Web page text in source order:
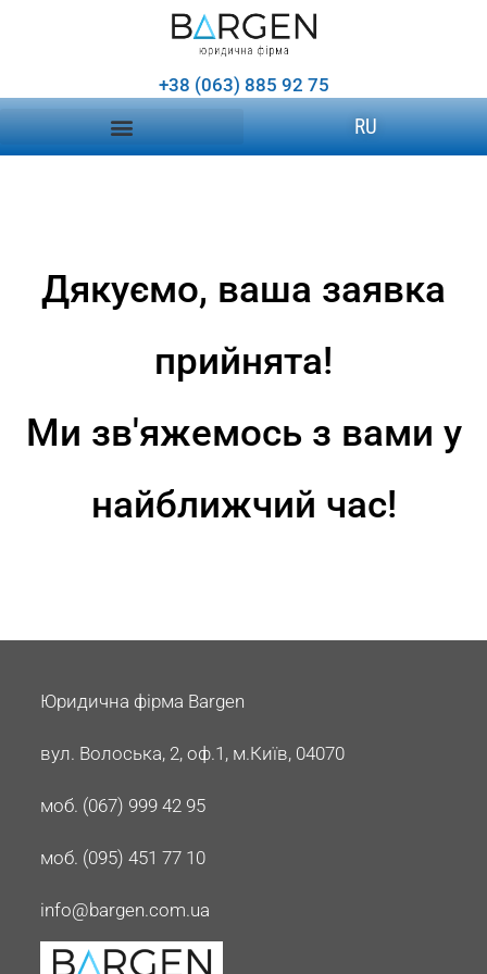
+38 (063) 885 92 75
RU
Дякуємо, ваша заявка
прийнята!
Ми зв'яжемось з вами у
найближчий час!
Юридична фірма Bargen
вул. Волоська, 2, оф.1, м.Київ, 04070
моб. (067) 999 42 95
моб. (095) 451 77 10
info@bargen.com.ua